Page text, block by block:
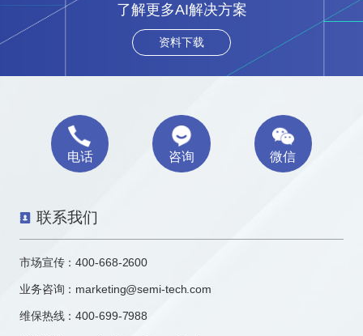
了解更多AI解决方案
资料下载
电话 咨询 微信
联系我们
市场宣传：400-668-2600
业务咨询： marketing@semi-tech.com
维保热线：400-699-7988